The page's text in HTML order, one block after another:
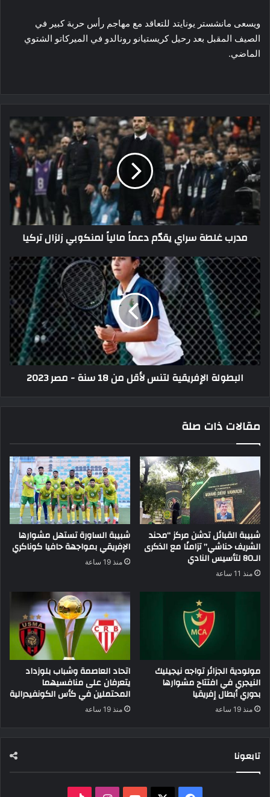
ويسعى مانشستر يونايتد للتعاقد مع مهاجم رأس حربة كبير في
الصيف المقبل بعد رحيل كريستيانو رونالدو في الميركاتو الشتوي
الماضي.
مدرب
غلطة
سراي
يقدّم
دعماً
مالياً
لمنكوبي
زلزال
تركيا
مدرب غلطة سراي يقدّم دعماً مالياً لمنكوبي زلزال تركيا
البطولة
الإفريقية
لتنس
لأقل
من
18
سنة
-
مصر
2023البطولة الإفريقية لتنس لأقل من 18 سنة - مصر 2023
مقالات ذات صلة
شبيبة القبائل تدشن مركز “محند
الشريف حناشي” تزامنًا مع الذكرى
الـ80 لتأسيس النادي
منذ 11 ساعة
شبيبة الساورة تستهل مشوارها
الإفريقي بمواجهة حافيا كوناكري
منذ 19 ساعة
مولودية الجزائر تواجه نيجيليك
النيجري في افتتاح مشوارها
بدوري أبطال إفريقيا
منذ 19 ساعة
اتحاد العاصمة وشباب بلوزداد
يتعرفان على منافسيهما
المحتملين في كأس الكونفيدرالية
منذ 19 ساعة
تابعونا